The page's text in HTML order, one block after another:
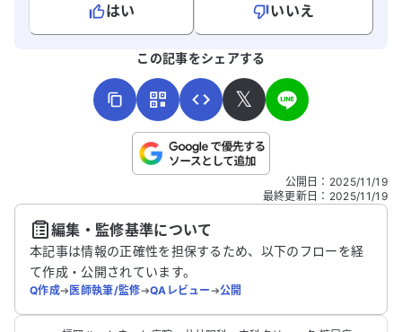
はい
いいえ
こちらは送信専用のフォームです。氏名やご自身の病気の詳細な
送信する
この記事をシェアする
𝕏
公開日 ： 2025/11/19
最終更新日 ： 2025/11/19
編集・監修基準について
本記事は情報の正確性を担保するため、以下のフローを経
て作成・公開されています。
Q作成➔医師執筆/監修➔QAレビュー➔公開